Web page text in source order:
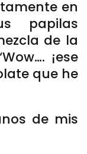
en
papilas
de la
¡ese
que he
de mis